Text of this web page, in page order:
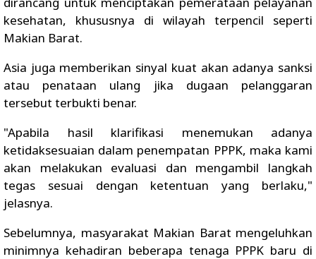
kesehatan, khususnya di wilayah terpencil seperti
Makian Barat.
Asia juga memberikan sinyal kuat akan adanya sanksi
atau penataan ulang jika dugaan pelanggaran
tersebut terbukti benar.
"Apabila hasil klarifikasi menemukan adanya
ketidaksesuaian dalam penempatan PPPK, maka kami
akan melakukan evaluasi dan mengambil langkah
tegas sesuai dengan ketentuan yang berlaku,"
jelasnya.
Sebelumnya, masyarakat Makian Barat mengeluhkan
minimnya kehadiran beberapa tenaga PPPK baru di